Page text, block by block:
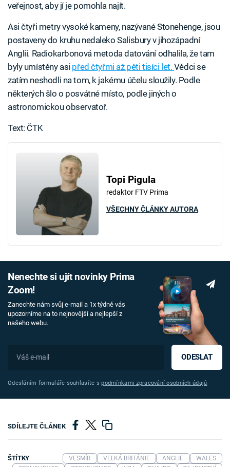
veřejnost, aby jí je pomohla najít.
Asi čtyři metry vysoké kameny, nazývané Stonehenge, jsou
postaveny do kruhu nedaleko Salisbury v jihozápadní
Anglii. Radiokarbonová metoda datování odhalila, že tam
byly umístěny asi před čtyřmi až pěti tisíci let. Vědci se
zatím neshodli na tom, k jakému účelu sloužily. Podle
některých šlo o posvátné místo, podle jiných o
astronomickou observatoř.
Text: ČTK
Topi Pigula
redaktor FTV Prima
VŠECHNY ČLÁNKY AUTORA
Nenechte si ujít novinky Prima
Zoom!
Zanechte nám svůj e-mail a 1x týdně vás
upozorníme na to nejnovější a nejlepší z
našeho webu.
ODESLAT
Odesláním formuláře souhlasíte spodmínkami zpracování osobních údajů
SDÍLEJTE ČLÁNEK
ŠTÍTKY VESMÍR VELKÁ BRITÁNIE ANGLIE
WALES